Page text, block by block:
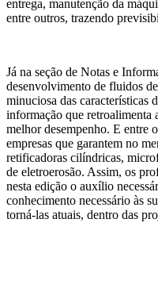
entrega, manutenção da
entre outros, trazendo
Já na seção de Notas e
desenvolvimento de fluidos
minuciosa das características
informação que retroalimenta
melhor desempenho. E entre
empresas que garantem no
retificadoras cilíndricas,
de eletroerosão. Assim, os
nesta edição o auxílio
conhecimento necessário às
torná-las atuais, dentro das